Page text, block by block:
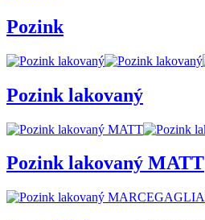
Pozink
Pozink lakovaný
Pozink lakovaný MATT